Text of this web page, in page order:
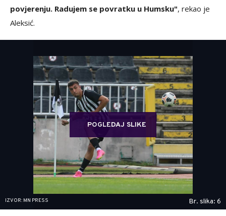
povjerenju. Radujem se povratku u Humsku", rekao je
Aleksić.
POGLEDAJ SLIKE
IZVOR: MN PRESS Br. slika: 6